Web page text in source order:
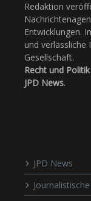
Redaktion
Entwicklungen.
und
Gesellschaft.
Recht und Politik
JPD News.
JPD News